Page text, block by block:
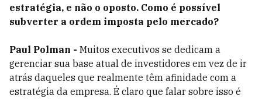
estratégia, e não o oposto. Como é possível
subverter a ordem imposta pelo mercado?
Paul Polman - Muitos executivos se dedicam a
gerenciar sua base atual de investidores em vez de ir
atrás daqueles que realmente têm afinidade com a
estratégia da empresa. É claro que falar sobre isso é